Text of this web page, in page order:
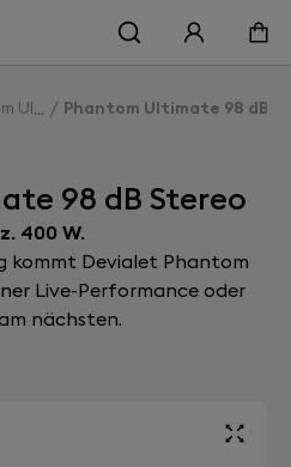
Ultimate 98 dB
Phantom Ultimate 98 dB
98 dB Stereo
400 W.
kommt Devialet Phantom
Live-Performance oder
nächsten.